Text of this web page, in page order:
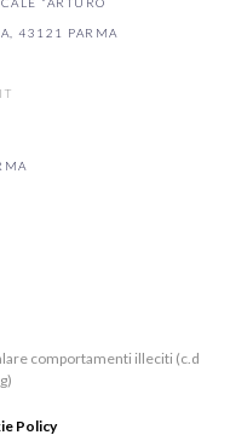
43121 PARMA
comportamenti illeciti (c.d
Policy